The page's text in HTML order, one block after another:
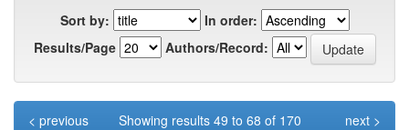
Sort by:
In order:
Results/Page
Authors/Record:
Showing results 49 to 68 of 170
< previous
next >